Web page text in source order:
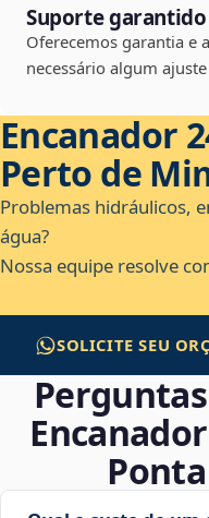
Suporte garantido
Oferecemos garantia e
necessário algum
Encanador
Perto de
Problemas hidráulicos,
água?
Nossa equipe resolve
SOLICITE SEU
Ponta